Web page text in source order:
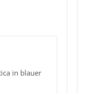
in blauer